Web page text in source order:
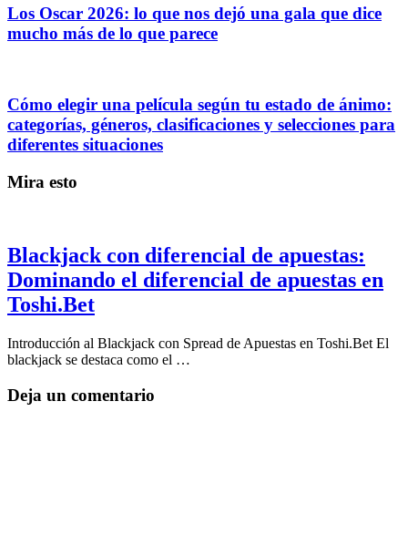
Los Oscar 2026: lo que nos dejó una gala que dice
mucho más de lo que parece
Cómo elegir una película según tu estado de ánimo:
categorías, géneros, clasificaciones y selecciones para
diferentes situaciones
Mira esto
Blackjack con diferencial de apuestas:
Dominando el diferencial de apuestas en
Toshi.Bet
Introducción al Blackjack con Spread de Apuestas en Toshi.Bet El
blackjack se destaca como el …
Deja un comentario